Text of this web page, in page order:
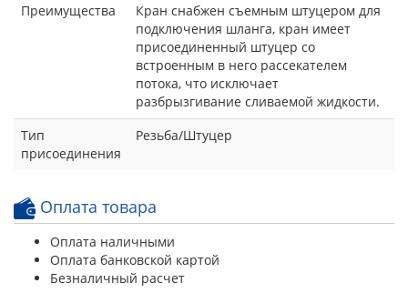
Преимущества
Кран снабжен съемным штуцером для
подключения шланга, кран имеет
присоединенный штуцер со
встроенным в него рассекателем
потока, что исключает
разбрызгивание сливаемой жидкости.
Тип
присоединения
Резьба/Штуцер
Оплата товара
Оплата наличными
Оплата банковской картой
Безналичный расчет